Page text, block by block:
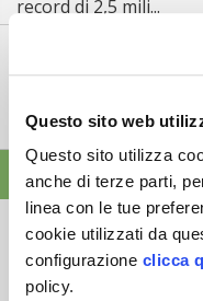
Questo sito web
Questo sito utilizza
anche di terze parti,
linea con le tue
cookie utilizzati da
configurazione clicca
policy.
record di 2,5 mili...
Saldi Pac: ogni
3 Agosto 2026
tempistica predefinita